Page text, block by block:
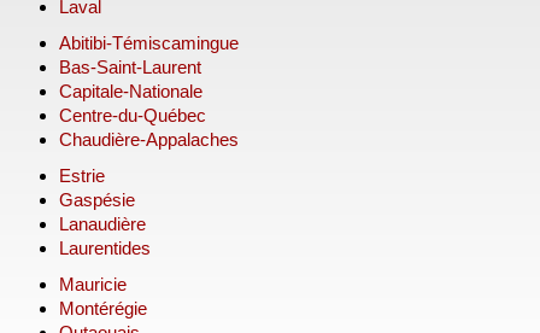
Laval
Abitibi-Témiscamingue
Bas-Saint-Laurent
Capitale-Nationale
Centre-du-Québec
Chaudière-Appalaches
Estrie
Gaspésie
Lanaudière
Laurentides
Mauricie
Montérégie